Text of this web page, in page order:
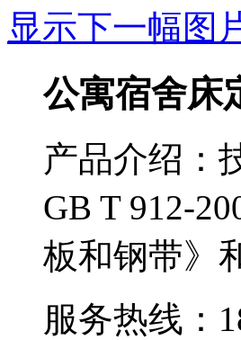
显示下一幅图
公寓宿舍床
产品介绍：
GB T 912-
板和钢带》
服务热线：